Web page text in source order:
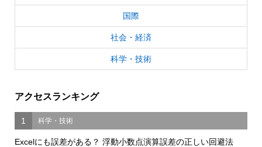
国際
社会・経済
科学・技術
アクセスランキング
1 科学・技術
Excelにも誤差がある？ 浮動小数点演算誤差の正しい回避法